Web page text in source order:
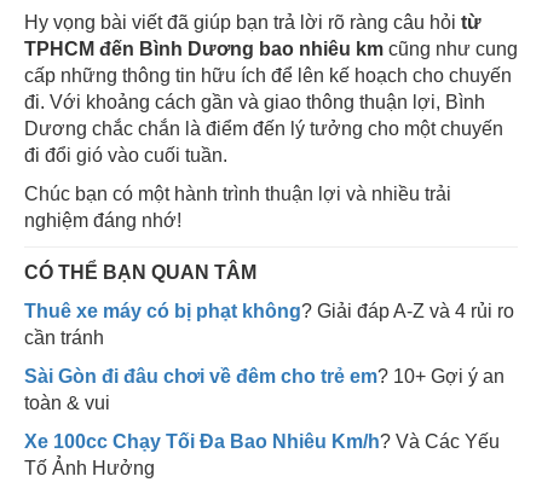
Hy vọng bài viết đã giúp bạn trả lời rõ ràng câu hỏi từ
TPHCM đến Bình Dương bao nhiêu km cũng như cung
cấp những thông tin hữu ích để lên kế hoạch cho chuyến
đi. Với khoảng cách gần và giao thông thuận lợi, Bình
Dương chắc chắn là điểm đến lý tưởng cho một chuyến
đi đổi gió vào cuối tuần.
Chúc bạn có một hành trình thuận lợi và nhiều trải
nghiệm đáng nhớ!
CÓ THỂ BẠN QUAN TÂM
Thuê xe máy có bị phạt không? Giải đáp A-Z và 4 rủi ro
cần tránh
Sài Gòn đi đâu chơi về đêm cho trẻ em? 10+ Gợi ý an
toàn & vui
Xe 100cc Chạy Tối Đa Bao Nhiêu Km/h? Và Các Yếu
Tố Ảnh Hưởng